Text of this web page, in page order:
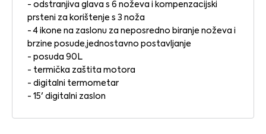
- odstranjiva glava s 6 noževa i kompenzacijski
prsteni za korištenje s 3 noža
- 4 ikone na zaslonu za neposredno biranje noževa i
brzine posude,jednostavno postavljanje
- posuda 90L
- termička zaštita motora
- digitalni termometar
- 15' digitalni zaslon